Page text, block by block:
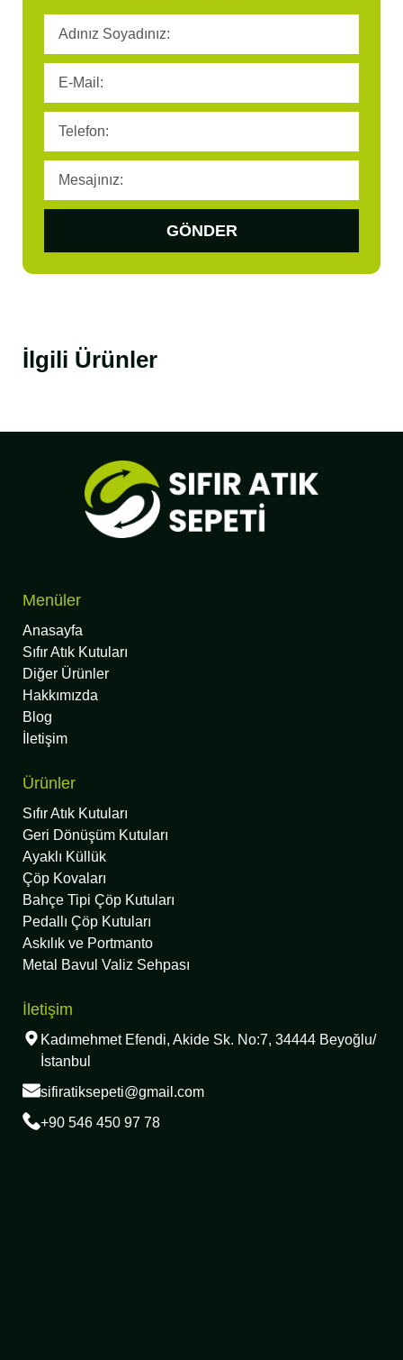
GÖNDER
İlgili Ürünler
Menüler
Anasayfa
Sıfır Atık Kutuları
Diğer Ürünler
Hakkımızda
Blog
İletişim
Ürünler
Sıfır Atık Kutuları
Geri Dönüşüm Kutuları
Ayaklı Küllük
Çöp Kovaları
Bahçe Tipi Çöp Kutuları
Pedallı Çöp Kutuları
Askılık ve Portmanto
Metal Bavul Valiz Sehpası
İletişim
Kadımehmet Efendi, Akide Sk. No:7, 34444 Beyoğlu/
İstanbul
sifiratiksepeti@gmail.com
+90 546 450 97 78